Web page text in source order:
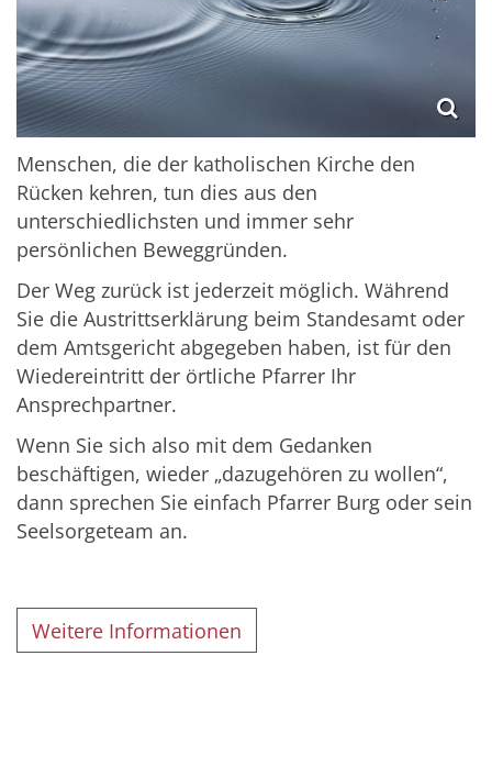
Menschen, die der katholischen Kirche den
Rücken kehren, tun dies aus den
unterschiedlichsten und immer sehr
persönlichen Beweggründen.
Der Weg zurück ist jederzeit möglich. Während
Sie die Austrittserklärung beim Standesamt oder
dem Amtsgericht abgegeben haben, ist für den
Wiedereintritt der örtliche Pfarrer Ihr
Ansprechpartner.
Wenn Sie sich also mit dem Gedanken
beschäftigen, wieder „dazugehören zu wollen“,
dann sprechen Sie einfach Pfarrer Burg oder sein
Seelsorgeteam an.
Weitere Informationen